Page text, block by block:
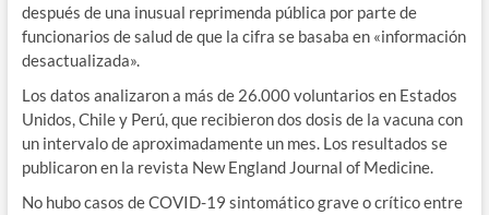
después de una inusual reprimenda pública por parte de
funcionarios de salud de que la cifra se basaba en «información
desactualizada».
Los datos analizaron a más de 26.000 voluntarios en Estados
Unidos, Chile y Perú, que recibieron dos dosis de la vacuna con
un intervalo de aproximadamente un mes. Los resultados se
publicaron en la revista New England Journal of Medicine.
No hubo casos de COVID-19 sintomático grave o crítico entre